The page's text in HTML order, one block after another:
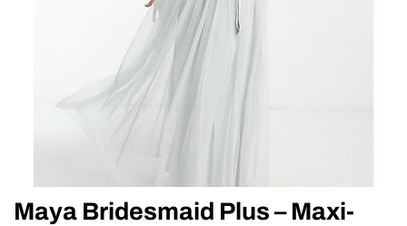
Maya Bridesmaid Plus – Maxi-